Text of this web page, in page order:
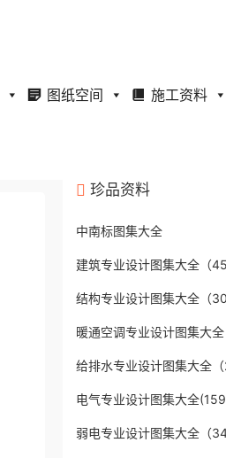
图纸空间 施工资料
珍品资料
中南标图集大全
建筑专业设计图集大全（
结构专业设计图集大全（
暖通空调专业设计图集大全
给排水专业设计图集大全（
电气专业设计图集大全
弱电专业设计图集大全（34